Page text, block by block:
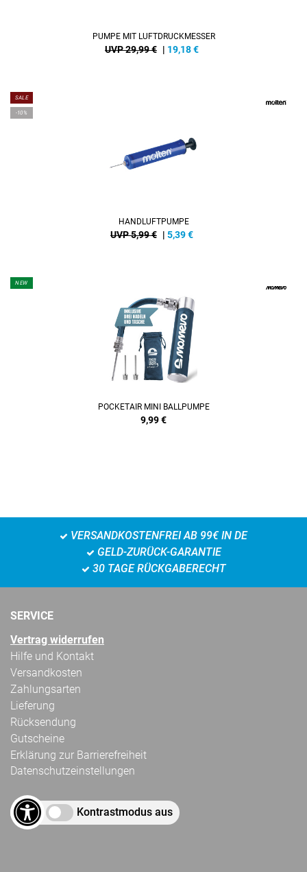
PUMPE MIT LUFTDRUCKMESSER
UVP 29,99 € | 19,18€
SALE
-10%
HANDLUFTPUMPE
UVP 5,99 € | 5,39€
NEW
POCKETAIR MINI BALLPUMPE
9,99€
VERSANDKOSTENFREI AB 99€ IN DE
GELD-ZURÜCK-GARANTIE
30 TAGE RÜCKGABERECHT
SERVICE
Vertrag widerrufen
Hilfe und Kontakt
Versandkosten
Zahlungsarten
Lieferung
Rücksendung
Gutscheine
Erklärung zur Barrierefreiheit
Datenschutzeinstellungen
Kontrastmodus aus